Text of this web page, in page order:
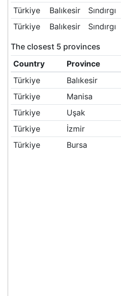
Türkiye
Balıkesir Sındırgı
Türkiye
Balıkesir Sındırgı
The closest 5 provinces
Country
Province
Türkiye
Balıkesir
Türkiye
Manisa
Türkiye
Uşak
Türkiye
İzmir
Türkiye
Bursa